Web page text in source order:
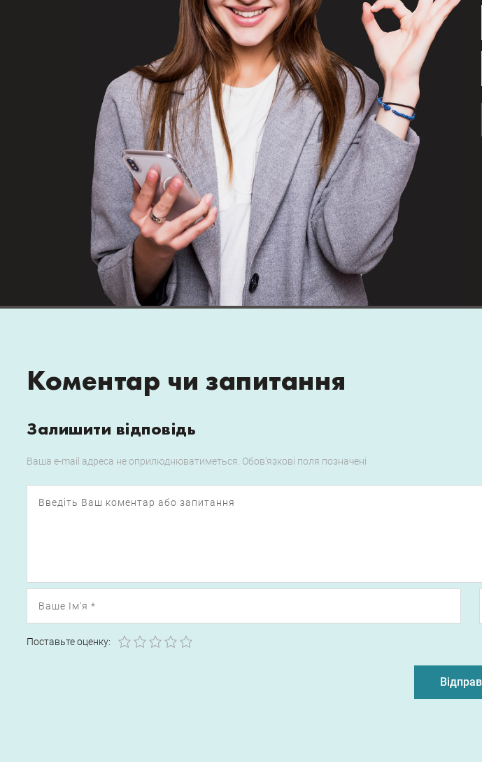
Коментар чи запитання
Залишити відповідь
Ваша e-mail адреса не оприлюднюватиметься. Обов’язкові поля позначені
Поставьте оценку: 5
4
3
2